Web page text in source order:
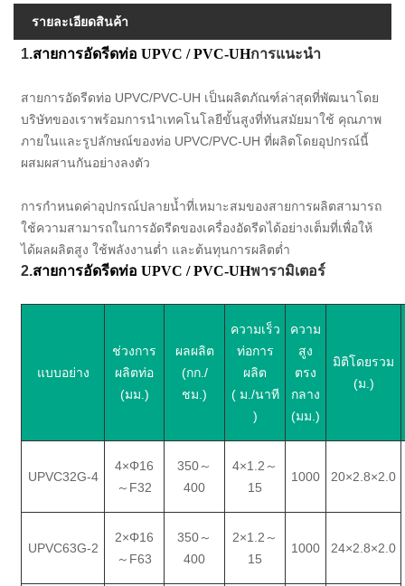
รายละเอียดสินค้า
1.สายการอัดรีดท่อ UPVC / PVC-UHการแนะนำ
สายการอัดรีดท่อ UPVC/PVC-UH เป็นผลิตภัณฑ์ล่าสุดที่พัฒนาโดย
บริษัทของเราพร้อมการนำเทคโนโลยีขั้นสูงที่ทันสมัยมาใช้ คุณภาพ
ภายในและรูปลักษณ์ของท่อ UPVC/PVC-UH ที่ผลิตโดยอุปกรณ์นี้
ผสมผสานกันอย่างลงตัว
การกำหนดค่าอุปกรณ์ปลายน้ำที่เหมาะสมของสายการผลิตสามารถ
ใช้ความสามารถในการอัดรีดของเครื่องอัดรีดได้อย่างเต็มที่เพื่อให้
ได้ผลผลิตสูง ใช้พลังงานต่ำ และต้นทุนการผลิตต่ำ
2.สายการอัดรีดท่อ UPVC / PVC-UHพารามิเตอร์
แบบอย่าง
ช่วงการ
ผลิตท่อ
(มม.)
ผลผลิต
(กก./
ชม.)
ความเร็ว
ท่อการ
ผลิต
( ม./นาที
)
ความ
สูง
ตรง
กลาง
(มม.)
มิติโดยรวม
(ม.)
UPVC32G-4
4×Φ16
～ F32
350～
400
4×1.2 ～
15
1000 20×2.8×2.0
UPVC63G-2
2×Φ16
～ F63
350～
400
2×1.2 ～
15
1000 24×2.8×2.0